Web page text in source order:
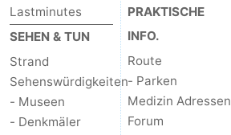
Lastminutes
SEHEN & TUN
Strand
Sehenswürdigkeiten
- Museen
- Denkmäler
PRAKTISCHE
INFO.
Route
- Parken
Medizin Adressen
Forum